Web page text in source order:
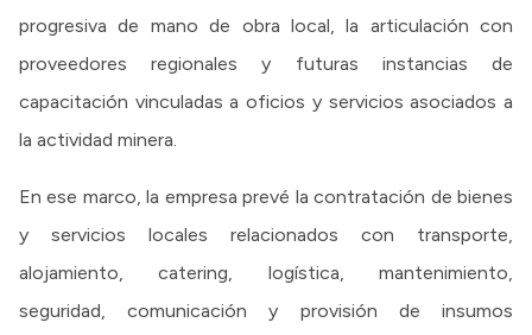
progresiva de mano de obra local, la articulación con
proveedores regionales y futuras instancias de
capacitación vinculadas a oficios y servicios asociados a
la actividad minera.
En ese marco, la empresa prevé la contratación de bienes
y servicios locales relacionados con transporte,
alojamiento, catering, logística, mantenimiento,
seguridad, comunicación y provisión de insumos